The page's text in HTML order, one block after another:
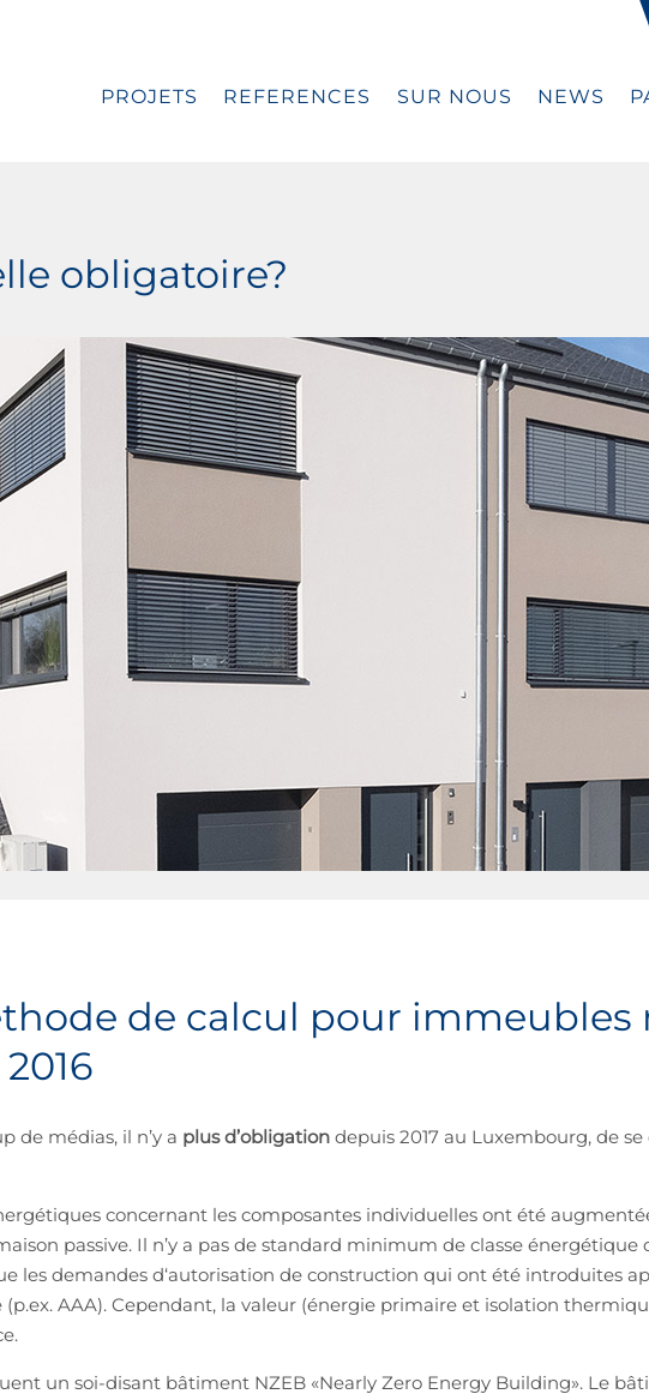
PROJETS REFERENCES SUR NOUS NEWS
obligatoire?
de calcul pour immeubles
de médias, il n’y a plus d’obligation depuis 2017 au Luxembourg, de
concernant les composantes individuelles ont été
passive. Il n’y a pas de standard minimum de classe
les demandes d‘autorisation de construction qui ont été introduites
AAA). Cependant, la valeur (énergie primaire et isolation
un soi-disant bâtiment NZEB «Nearly Zero Energy Building». Le